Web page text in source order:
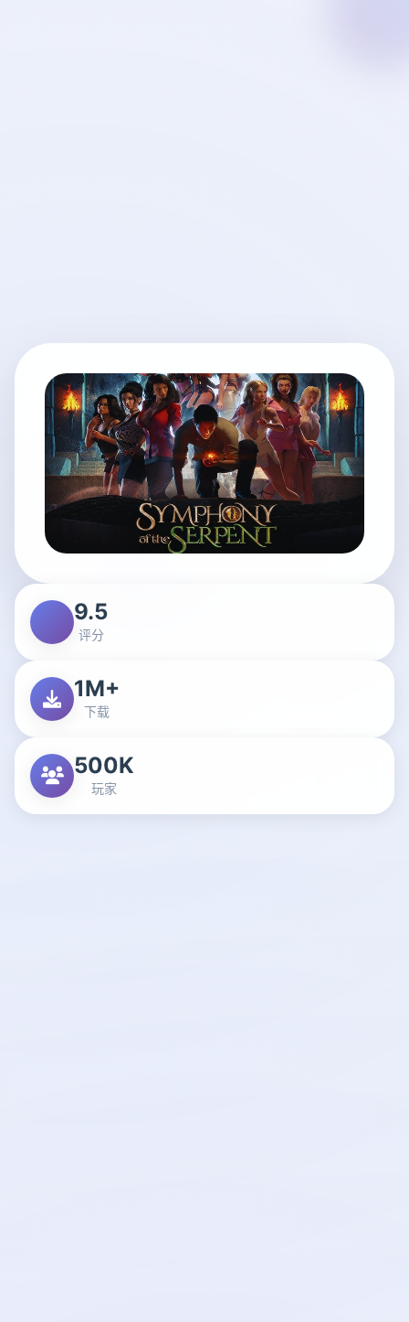
9.5
评分
1M+
下载
500K
玩家